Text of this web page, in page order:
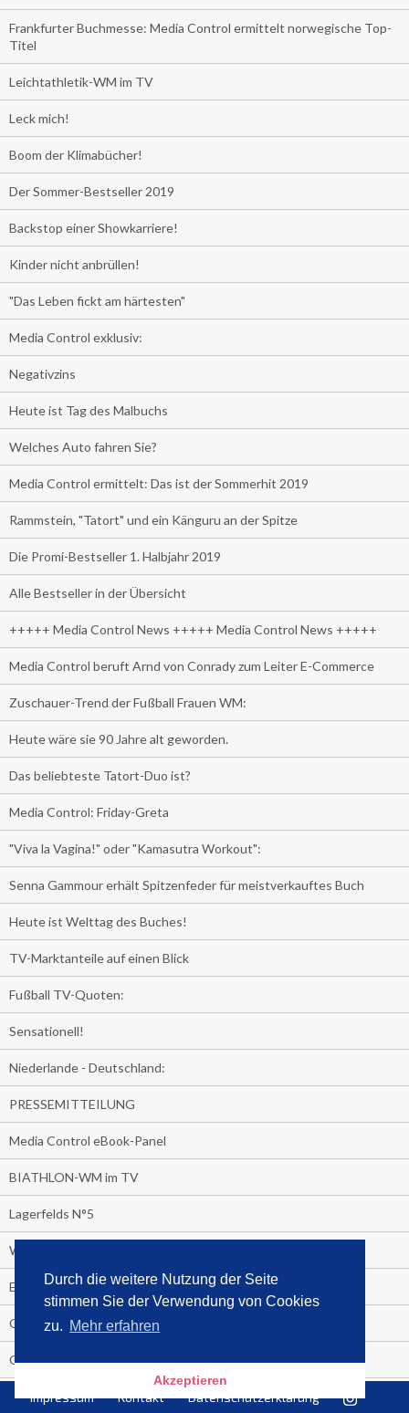
Durch die weitere Nutzung der Seite
stimmen Sie der Verwendung von Cookies
zu. Mehr erfahren
Akzeptieren
Frankfurter Buchmesse: Media Control ermittelt norwegische Top-
Titel
Leichtathletik-WM im TV
Leck mich!
Boom der Klimabücher!
Der Sommer-Bestseller 2019
Backstop einer Showkarriere!
Kinder nicht anbrüllen!
"Das Leben fickt am härtesten"
Media Control exklusiv:
Negativzins
Heute ist Tag des Malbuchs
Welches Auto fahren Sie?
Media Control ermittelt: Das ist der Sommerhit 2019
Rammstein, "Tatort" und ein Känguru an der Spitze
Die Promi-Bestseller 1. Halbjahr 2019
Alle Bestseller in der Übersicht
+++++ Media Control News +++++ Media Control News +++++
Media Control beruft Arnd von Conrady zum Leiter E-Commerce
Zuschauer-Trend der Fußball Frauen WM:
Heute wäre sie 90 Jahre alt geworden.
Das beliebteste Tatort-Duo ist?
Media Control: Friday-Greta
"Viva la Vagina!" oder "Kamasutra Workout":
Senna Gammour erhält Spitzenfeder für meistverkauftes Buch
Heute ist Welttag des Buches!
TV-Marktanteile auf einen Blick
Fußball TV-Quoten:
Sensationell!
Niederlande - Deutschland:
PRESSEMITTEILUNG
Media Control eBook-Panel
BIATHLON-WM im TV
Lagerfelds N°5
Wer schaut täglich fast sieben Stunden Fernsehen?
Es Pilchert allerorten
Geheime Promi-Bücher-Bestenliste
Gratis-E-Book-Aktionen
Gefahr fürs Dschungelcamp!
Impressum Kontakt Datenschutzerklärung